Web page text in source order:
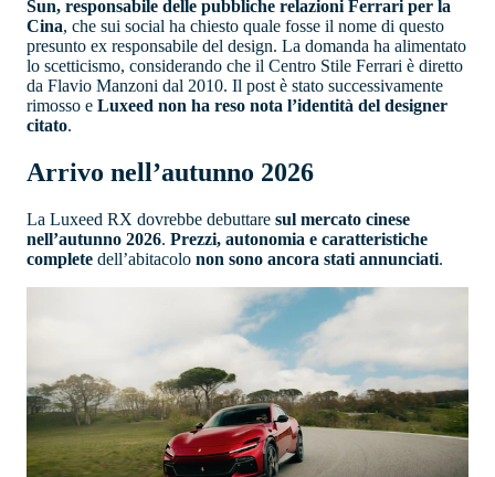
Sun, responsabile delle pubbliche relazioni Ferrari per la
Cina, che sui social ha chiesto quale fosse il nome di questo
presunto ex responsabile del design. La domanda ha alimentato
lo scetticismo, considerando che il Centro Stile Ferrari è diretto
da Flavio Manzoni dal 2010. Il post è stato successivamente
rimosso e Luxeed non ha reso nota l’identità del designer
citato.
Arrivo nell’autunno 2026
La Luxeed RX dovrebbe debuttare sul mercato cinese
nell’autunno 2026. Prezzi, autonomia e caratteristiche
complete dell’abitacolo non sono ancora stati annunciati.